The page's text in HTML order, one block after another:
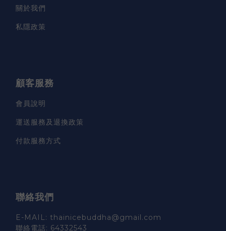
關於我們
私隱政策
顧客服務
會員說明
運送服務及退換政策
付款服務方式
聯絡我們
E-MAIL: thainicebuddha@gmail.com
聯絡電話: 64332543